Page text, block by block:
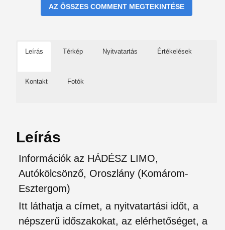
AZ ÖSSZES COMMENT MEGTEKINTÉSE
Leírás Térkép Nyitvatartás Értékelések
Kontakt Fotók
Leírás
Információk az HÁDÉSZ LIMO,
Autókölcsönző, Oroszlány (Komárom-
Esztergom)
Itt láthatja a címet, a nyitvatartási időt, a
népszerű időszakokat, az elérhetőséget, a